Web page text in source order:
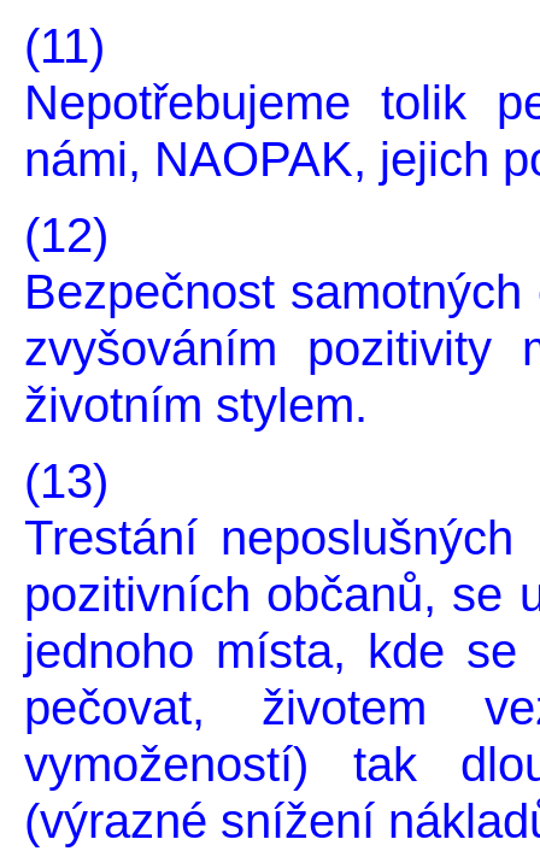
(11)
Nepotřebujeme tolik
námi, NAOPAK, jejich
(12)
Bezpečnost
zvyšováním
životním stylem.
(13)
Trestání
pozitivních občanů, se
jednoho místa, kde
pečovat, životem
vymožeností) tak
(výrazné snížení